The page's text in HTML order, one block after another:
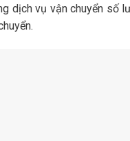
dịch vụ vận chuyển